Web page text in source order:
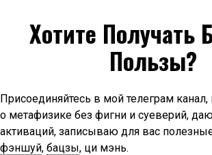
Хотите Получать
Пользы?
Присоединяйтесь в мой телеграм
о метафизике без фигни и суеверий,
активаций, записываю для вас
фэншуй,бацзы, ци мэнь.